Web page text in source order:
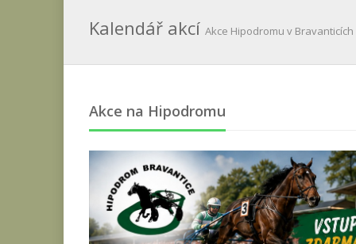
Kalendář akcí Akce Hipodromu v Bravanticích
Akce na Hipodromu